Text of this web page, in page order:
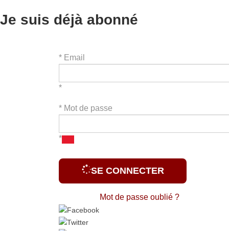
Je suis déjà abonné
* Email
*
* Mot de passe
*
SE CONNECTER
Mot de passe oublié ?